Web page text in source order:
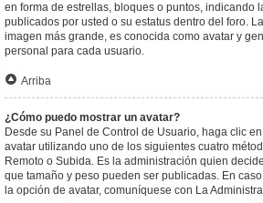
en forma de estrellas, bloques o puntos, indicando
publicados por usted o su estatus dentro del foro.
imagen más grande, es conocida como avatar y
personal para cada usuario.
Arriba
¿Cómo puedo mostrar un avatar?
Desde su Panel de Control de Usuario, haga clic
avatar utilizando uno de los siguientes cuatro
Remoto o Subida. Es la administración quien
que tamaño y peso pueden ser publicadas. En
la opción de avatar, comuníquese con La